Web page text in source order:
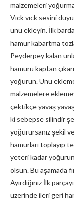
malzemeleri
Vıck vıck sesini
unu ekleyin. İlk
hamur kabartma
Peyderpey kalan
hamuru kaptan
yoğurun. Unu
malzemelere
çektikçe yavaş
ki sebepse silindir
yoğurursanız şekil
hamurları toplayıp
yeteri kadar
olsun. Bu aşamada
Ayırdığınız İlk
üzerinde ileri geri